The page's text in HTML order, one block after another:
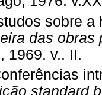
sobre
das
1969. v.. II.
standard